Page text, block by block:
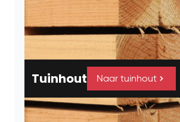
Tuinhout Naar tuinhout